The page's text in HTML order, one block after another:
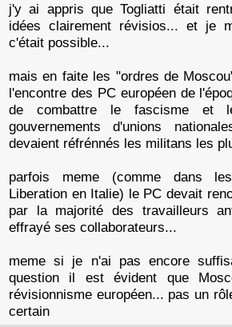
j'y ai appris que Togliatti était
idées clairement révisios... et je
c'était possible...
mais en faite les "ordres de
l'encontre des PC européen de
de combattre le fascisme et
gouvernements d'unions
devaient réfrénnés les militans les
parfois meme (comme dans
Liberation en Italie) le PC devait
par la majorité des travailleurs
effrayé ses collaborateurs...
meme si je n'ai pas encore
question il est évident que
révisionnisme européen... pas un
certain